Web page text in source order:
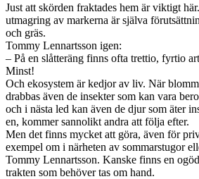
Just att skörden fraktades hem är viktigt
utmagring av markerna är själva
och gräs.
Tommy Lennartsson igen:
– På en slåtteräng finns ofta trettio, fyrtio
Minst!
Och ekosystem är kedjor av liv. När
drabbas även de insekter som kan vara
och i nästa led kan även de djur som äter
en, kommer sannolikt andra att följa efter.
Men det finns mycket att göra, även för
exempel om i närheten av sommarstugor
Tommy Lennartsson. Kanske finns en
trakten som behöver tas om hand.